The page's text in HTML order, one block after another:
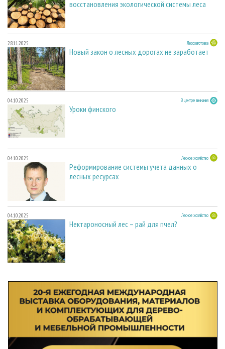
восстановления экологической системы леса
28.11.2025 Лесозаготовка
Новый закон о лесных дорогах не заработает
04.10.2025 В центре внимания
Уроки финского
04.10.2025 Лесное хозяйство
Реформирование системы учета данных о
лесных ресурсах
04.10.2025 Лесное хозяйство
Нектароносный лес – рай для пчел?